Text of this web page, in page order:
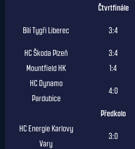
Čtvrtfinále
Bílí Tygři Liberec 3:4
HC Škoda Plzeň
3:4
Mountfield HK
1:4
HC Dynamo
Pardubice
4:0
Předkolo
HC Energie Karlovy
Vary
3:0